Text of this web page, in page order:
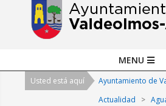
Navigation
MENU
Usted está aquí Ayuntamiento de
Actualidad
>